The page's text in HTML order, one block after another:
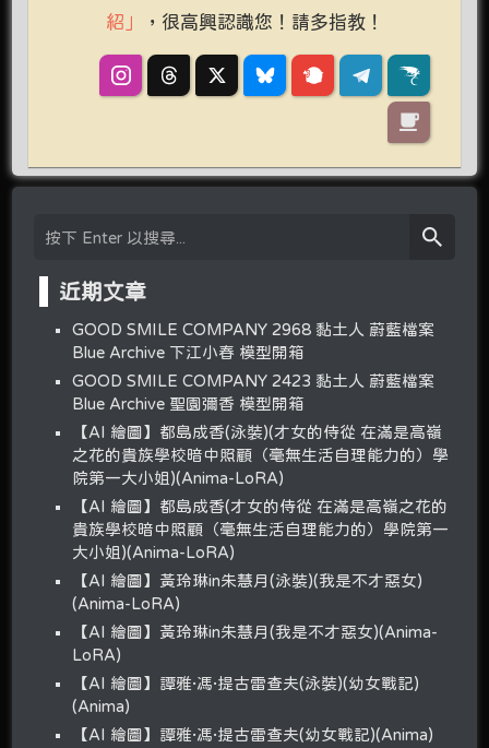
紹」
，很高興認識您！請多指教！
近期文章
GOOD SMILE COMPANY 2968 黏土人 蔚藍檔案
Blue Archive 下江小春 模型開箱
GOOD SMILE COMPANY 2423 黏土人 蔚藍檔案
Blue Archive 聖園彌香 模型開箱
【AI 繪圖】都島成香(泳裝)(才女的侍從 在滿是高嶺
之花的貴族學校暗中照顧（毫無生活自理能力的）學
院第一大小姐)(Anima-LoRA)
【AI 繪圖】都島成香(才女的侍從 在滿是高嶺之花的
貴族學校暗中照顧（毫無生活自理能力的）學院第一
大小姐)(Anima-LoRA)
【AI 繪圖】黃玲琳in朱慧月(泳裝)(我是不才惡女)
(Anima-LoRA)
【AI 繪圖】黃玲琳in朱慧月(我是不才惡女)(Anima-
LoRA)
【AI 繪圖】譚雅·馮·提古雷查夫(泳裝)(幼女戰記)
(Anima)
【AI 繪圖】譚雅·馮·提古雷查夫(幼女戰記)(Anima)